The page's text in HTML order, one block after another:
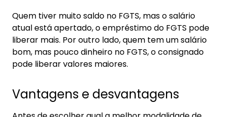
Quem tiver muito saldo no FGTS, mas o salário
atual está apertado, o empréstimo do FGTS pode
liberar mais. Por outro lado, quem tem um salário
bom, mas pouco dinheiro no FGTS, o consignado
pode liberar valores maiores.
Vantagens e desvantagens